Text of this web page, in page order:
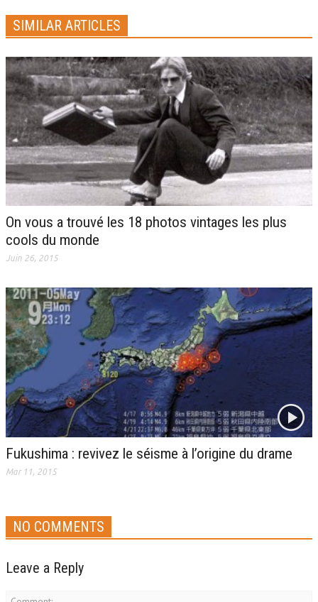
SIMILAR ARTICLES
On vous a trouvé les 18 photos vintages les plus
cools du monde
Juin 26, 2015
Fukushima : revivez le séisme à l’origine du drame
Mar 11, 2015
NO COMMENTS
Leave a Reply